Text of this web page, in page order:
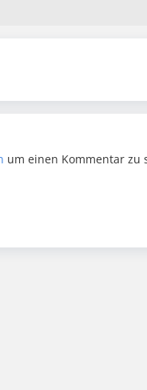
um einen Kommentar zu